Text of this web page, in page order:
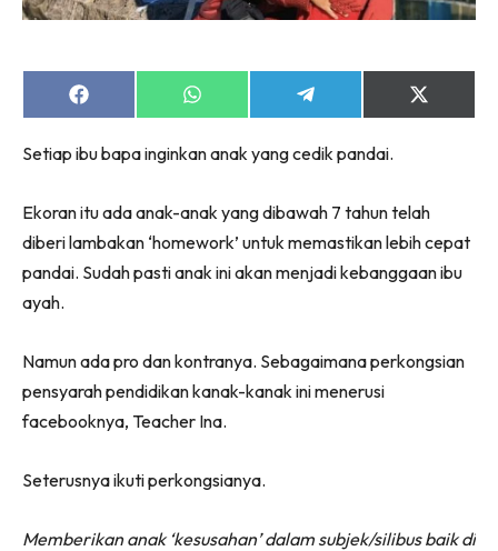
Share
on
Share
on
Share
on
Share
on
Setiap ibu bapa inginkan anak yang cedik pandai.
Ekoran itu ada anak-anak yang dibawah 7 tahun telah
diberi lambakan ‘homework’ untuk memastikan lebih cepat
pandai. Sudah pasti anak ini akan menjadi kebanggaan ibu
ayah.
Namun ada pro dan kontranya. Sebagaimana perkongsian
pensyarah pendidikan kanak-kanak ini menerusi
facebooknya, Teacher Ina.
Seterusnya ikuti perkongsianya.
Memberikan anak ‘kesusahan’ dalam subjek/silibus baik di